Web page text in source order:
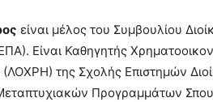
είναι μέλος του Συμβουλίου
Είναι Καθηγητής
(ΛΟΧΡΗ) της Σχολής Επιστημών
Προγραμμάτων